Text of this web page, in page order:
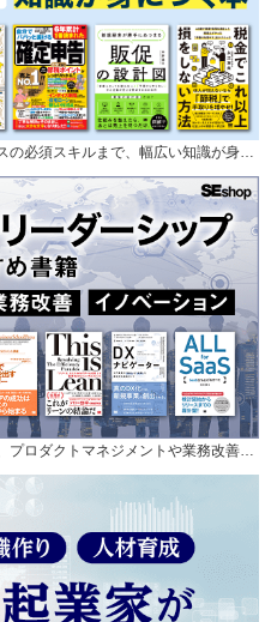
の必須スキルまで、幅広い知識が身…
プロダクトマネジメントや業務改善…